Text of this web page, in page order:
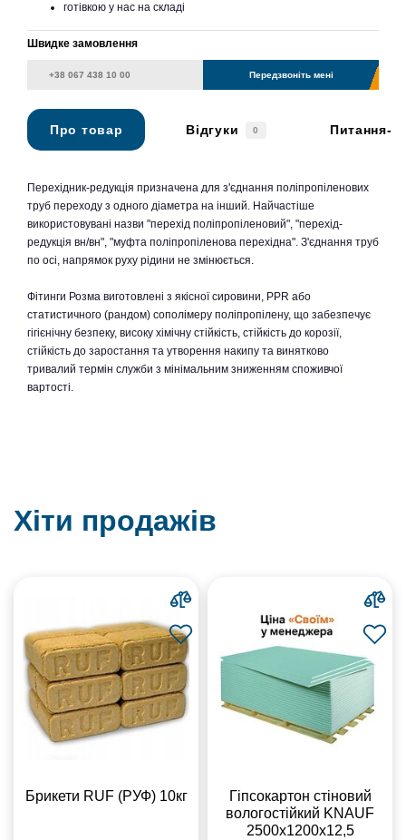
готівкою у нас на складі
Швидке замовлення
Передзвоніть мені
Про товар Відгуки 0 Питання-
Перехідник-редукція призначена для з'єднання поліпропіленових
труб переходу з одного діаметра на інший. Найчастіше
використовувані назви "перехід поліпропіленовий", "перехід-
редукція вн/вн", "муфта поліпропіленова перехідна". З'єднання труб
по осі, напрямок руху рідини не змінюється.
Фітинги Розма виготовлені з якісної сировини, PPR або
статистичного (рандом) сополімеру поліпропілену, що забезпечує
гігієнічну безпеку, високу хімічну стійкість, стійкість до корозії,
стійкість до заростання та утворення накипу та винятково
тривалий термін служби з мінімальним зниженням споживчої
вартості.
Хіти продажів
Брикети RUF (РУФ) 10кг
Гіпсокартон стіновий
вологостійкий KNAUF
2500х1200х12,5